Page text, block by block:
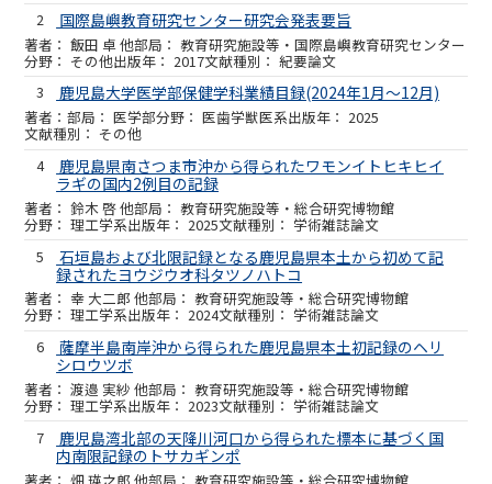
2
国際島嶼教育研究センター研究会発表要旨
飯田 卓 他 教育研究施設等・国際島嶼教育研究センター
その他 2017
紀要論文
3
鹿児島大学医学部保健学科業績目録(2024年1月～12月)
医学部 医歯学獣医系 2025
その他
4
鹿児島県南さつま市沖から得られたワモンイトヒキヒイ
ラギの国内2例目の記録
鈴木 啓 他 教育研究施設等・総合研究博物館
理工学系 2025
学術雑誌論文
5
石垣島および北限記録となる鹿児島県本土から初めて記
録されたヨウジウオ科タツノハトコ
幸 大二郎 他 教育研究施設等・総合研究博物館
理工学系 2024
学術雑誌論文
6
薩摩半島南岸沖から得られた鹿児島県本土初記録のヘリ
シロウツボ
渡邉 実紗 他 教育研究施設等・総合研究博物館
理工学系 2023
学術雑誌論文
7
鹿児島湾北部の天降川河口から得られた標本に基づく国
内南限記録のトサカギンポ
畑 瑛之郎 他 教育研究施設等・総合研究博物館